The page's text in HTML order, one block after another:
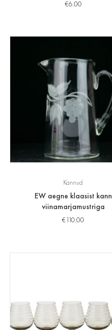
€6.00
Kannud
EW aegne klaasist kann
viinamarjamustriga
€110.00